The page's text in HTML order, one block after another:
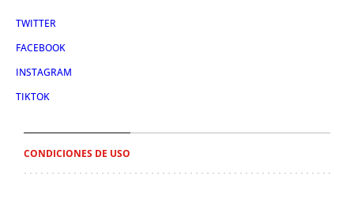
TWITTER
FACEBOOK
INSTAGRAM
TIKTOK
CONDICIONES DE USO